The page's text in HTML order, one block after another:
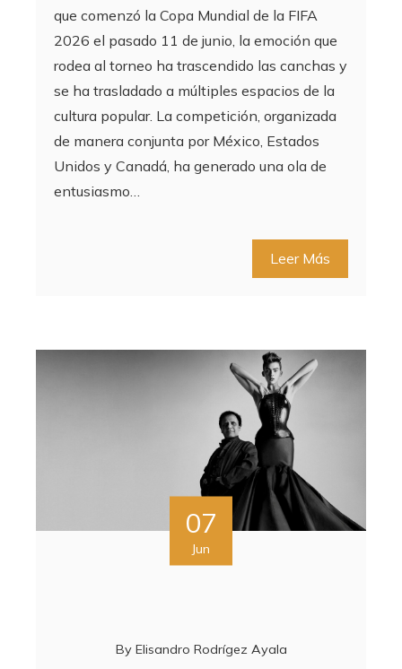
que comenzó la Copa Mundial de la FIFA
2026 el pasado 11 de junio, la emoción que
rodea al torneo ha trascendido las canchas y
se ha trasladado a múltiples espacios de la
cultura popular. La competición, organizada
de manera conjunta por México, Estados
Unidos y Canadá, ha generado una ola de
entusiasmo…
Leer Más
07
Jun
By Elisandro Rodrígez Ayala